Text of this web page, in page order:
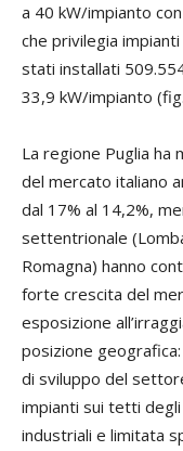
a 40 kW/impianto
che privilegia
stati installati
33,9 kW/impianto
La regione Puglia ha
del mercato italiano
dal 17% al 14,2%,
settentrionale
Romagna) hanno
forte crescita del
esposizione
posizione
di sviluppo del
impianti sui tetti
industriali e limitata